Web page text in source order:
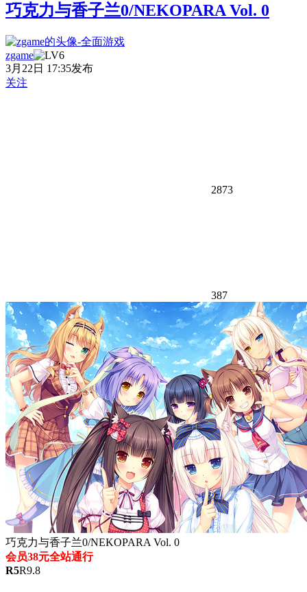
巧克力与香子兰0/NEKOPARA Vol. 0
zgame
3月22日 17:35发布
关注
2873
387
巧克力与香子兰0/NEKOPARA Vol. 0
会员38元全站通行
R5R9.8